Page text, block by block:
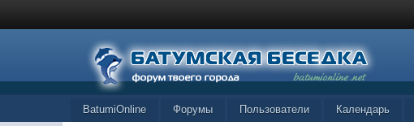
BatumiOnline Форумы Пользователи Календарь